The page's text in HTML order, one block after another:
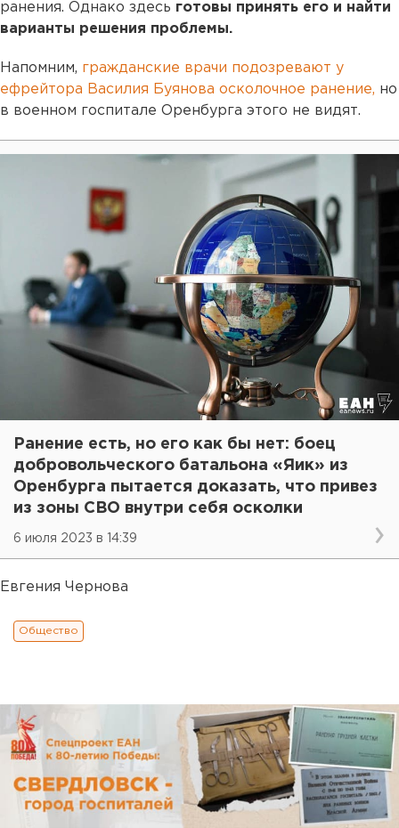
ранения. Однако здесь готовы принять его и найти
варианты решения проблемы.
Напомним, гражданские врачи подозревают у
ефрейтора Василия Буянова осколочное ранение, но
в военном госпитале Оренбурга этого не видят.
Ранение есть, но его как бы нет: боец
добровольческого батальона «Яик» из
Оренбурга пытается доказать, что привез
из зоны СВО внутри себя осколки
6 июля 2023 в 14:39
Евгения Чернова
Общество